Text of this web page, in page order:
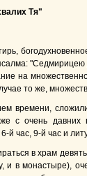
Тя"
на
то же,
времени,
с очень
й час, 9-й час и
в храм
и в монастыре),